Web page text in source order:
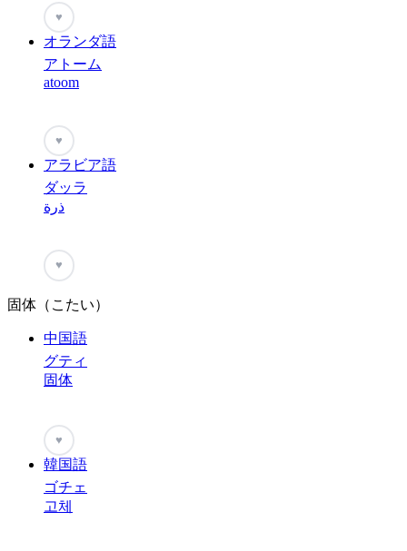
♥
オランダ語
アトーム
atoom
♥
アラビア語
ダッラ
ذرة
♥
固体（こたい）
中国語
グティ
固体
♥
韓国語
ゴチェ
고체